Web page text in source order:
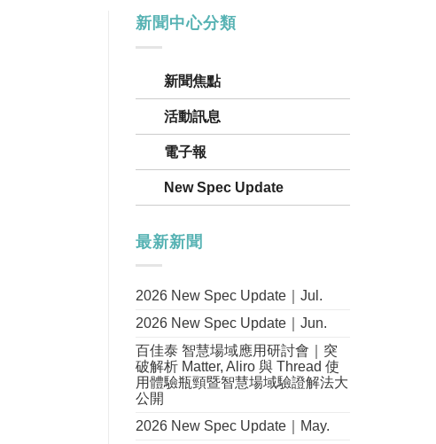
新聞中心分類
新聞焦點
活動訊息
電子報
New Spec Update
最新新聞
2026 New Spec Update｜Jul.
2026 New Spec Update｜Jun.
百佳泰 智慧場域應用研討會｜突
破解析 Matter, Aliro 與 Thread 使
用體驗瓶頸暨智慧場域驗證解法大
公開
2026 New Spec Update｜May.